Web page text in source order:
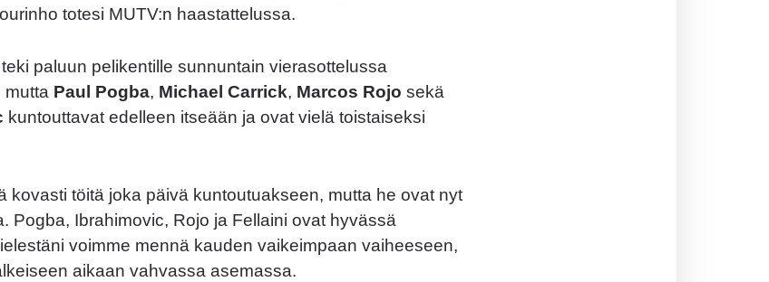
totesi MUTV:n haastattelussa.
teki paluun pelikentille sunnuntain vierasottelussa
mutta Paul Pogba, Michael Carrick, Marcos Rojo sekä
kuntouttavat edelleen itseään ja ovat vielä toistaiseksi
kovasti töitä joka päivä kuntoutuakseen, mutta he ovat nyt
Pogba, Ibrahimovic, Rojo ja Fellaini ovat hyvässä
voimme mennä kauden vaikeimpaan vaiheeseen,
aikaan vahvassa asemassa.